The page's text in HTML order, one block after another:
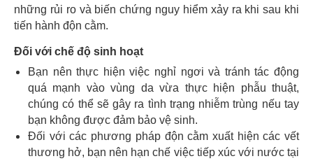
những rủi ro và biến chứng nguy hiểm xảy ra khi sau khi
tiến hành độn cằm.
Đối với chế độ sinh hoạt
Bạn nên thực hiện việc nghỉ ngơi và tránh tác động
quá mạnh vào vùng da vừa thực hiện phẫu thuật,
chúng có thể sẽ gây ra tình trạng nhiễm trùng nếu tay
bạn không được đảm bảo vệ sinh.
Đối với các phương pháp độn cằm xuất hiện các vết
thương hở, bạn nên hạn chế việc tiếp xúc với nước tại